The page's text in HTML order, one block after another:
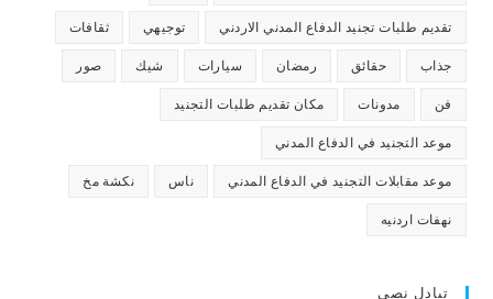
تقديم طلبات تجنيد الدفاع المدني الاردني توجيهي ثقافات
جذاب حقائق رمضان سيارات شيك صور
فن مدونات مكان تقديم طلبات التجنيد
موعد التجنيد في الدفاع المدني
موعد مقابلات التجنيد في الدفاع المدني ناس نكشة مخ
نهفات اردنيه
تبادل نصي